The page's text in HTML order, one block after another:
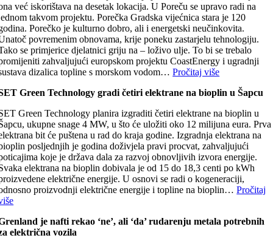
već iskorištava na desetak lokacija. U Poreču se upravo radi na
takvom projektu. Porečka Gradska vijećnica stara je 120
Porečko je kulturno dobro, ali i energetski neučinkovita.
povremenim obnovama, krije poneku zastarjelu tehnologiju.
se primjerice djelatnici griju na – loživo ulje. To bi se trebalo
zahvaljujući europskom projektu CoastEnergy i ugradnji
dizalica topline s morskom vodom…Pročitaj više
Green Technology gradi četiri elektrane na bioplin u Šapcu
Green Technology planira izgraditi četiri elektrane na bioplin u
ukupne snage 4 MW, u što će uložiti oko 12 milijuna eura. Prva
bit će puštena u rad do kraja godine. Izgradnja elektrana na
posljednjih je godina doživjela pravi procvat, zahvaljujući
koje je država dala za razvoj obnovljivih izvora energije.
elektrana na bioplin dobivala je od 15 do 18,3 centi po kWh
električne energije. U osnovi se radi o kogeneraciji,
proizvodnji električne energije i topline na bioplin…Pročitaj
je nafti rekao ‘ne’, ali ‘da’ rudarenju metala potrebnih
električna vozila